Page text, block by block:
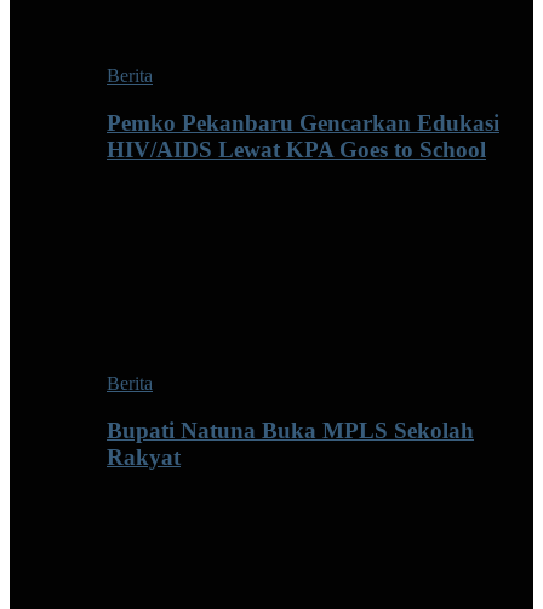
Berita
Pemko Pekanbaru Gencarkan Edukasi
HIV/AIDS Lewat KPA Goes to School
Berita
Bupati Natuna Buka MPLS Sekolah
Rakyat